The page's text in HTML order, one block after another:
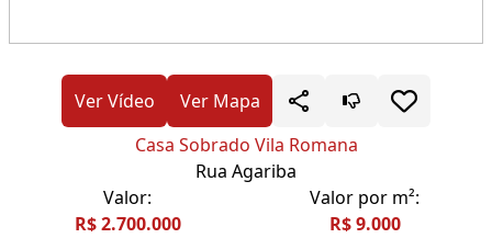
Ver Vídeo
Ver Mapa
Casa Sobrado Vila Romana
Rua Agariba
Valor:
R$ 2.700.000
Valor por m²:
R$ 9.000